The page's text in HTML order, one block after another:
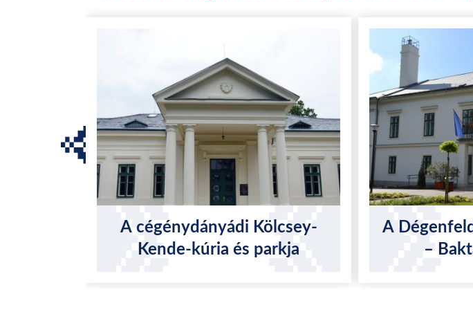
A cégénydányádi Kölcsey-
Kende-kúria és parkja
A
–